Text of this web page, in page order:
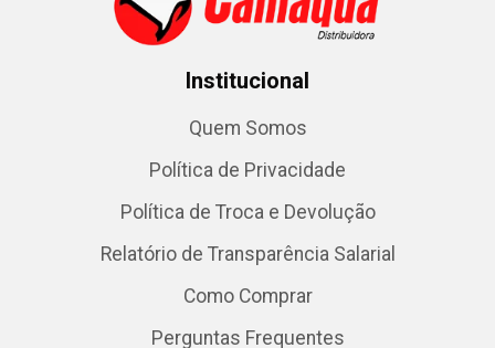
Institucional
Quem Somos
Política de Privacidade
Política de Troca e Devolução
Relatório de Transparência Salarial
Como Comprar
Perguntas Frequentes